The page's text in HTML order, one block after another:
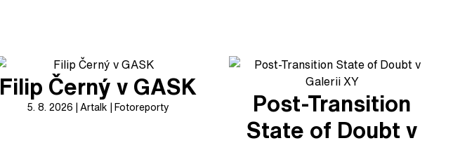
Filip Černý v GASK
5. 8. 2026 Artalk Fotoreporty
Post-Transition
State of Doubt v